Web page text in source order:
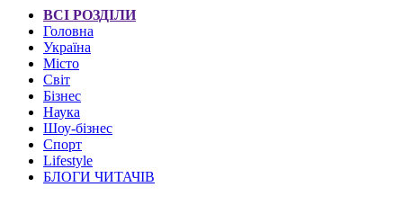
ВСІ РОЗДІЛИ
Головна
Україна
Місто
Світ
Бізнес
Наука
Шоу-бізнес
Спорт
Lifestyle
БЛОГИ ЧИТАЧІВ